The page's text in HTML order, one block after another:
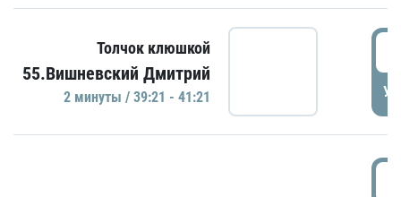
Толчок клюшкой
55.Вишневский Дмитрий
2 минуты / 39:21 - 41:21